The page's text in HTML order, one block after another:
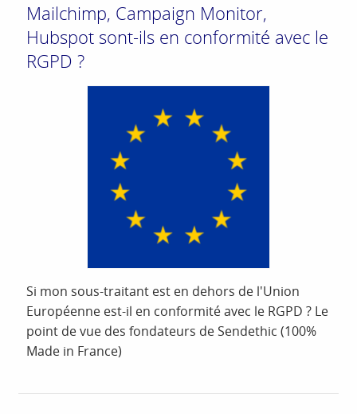
Mailchimp, Campaign Monitor,
Hubspot sont-ils en conformité avec le
RGPD ?
Si mon sous-traitant est en dehors de l'Union
Européenne est-il en conformité avec le RGPD ? Le
point de vue des fondateurs de Sendethic (100%
Made in France)